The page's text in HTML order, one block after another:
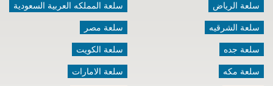
سلعة الرياض
سلعة الشرقيه
سلعة جده
سلعة مكه
سلعة المملكه العربية السعودية
سلعة مصر
سلعة الكويت
سلعة الامارات